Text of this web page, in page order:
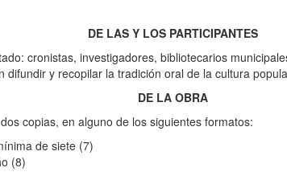
DE LAS Y LOS PARTICIPANTES
cronistas, investigadores, bibliotecarios
y recopilar la tradición oral de la cultura
DE LA OBRA
copias, en alguno de los siguientes formatos:
de siete (7)
(8)